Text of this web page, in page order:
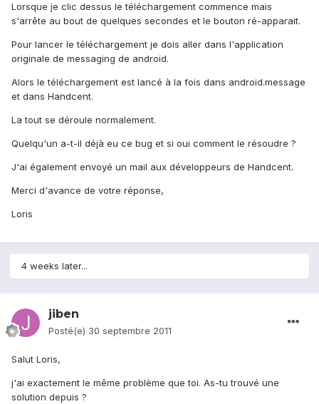
Lorsque je clic dessus le téléchargement commence mais
s'arrête au bout de quelques secondes et le bouton ré-apparait.
Pour lancer le téléchargement je dois aller dans l'application
originale de messaging de android.
Alors le téléchargement est lancé à la fois dans android.message
et dans Handcent.
La tout se déroule normalement.
Quelqu'un a-t-il déjà eu ce bug et si oui comment le résoudre ?
J'ai également envoyé un mail aux développeurs de Handcent.
Merci d'avance de votre réponse,
Loris
4 weeks later...
jiben
Posté(e) 30 septembre 2011
Salut Loris,
j'ai exactement le même problème que toi. As-tu trouvé une
solution depuis ?